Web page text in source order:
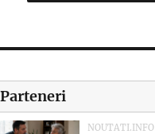
Parteneri
NOUTATI.INFO